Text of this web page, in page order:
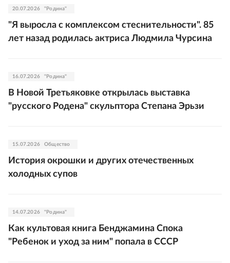
20.07.2026 "Родина"
"Я выросла с комплексом стеснительности". 85
лет назад родилась актриса Людмила Чурсина
16.07.2026 "Родина"
В Новой Третьяковке открылась выставка
"русского Родена" скульптора Степана Эрьзи
15.07.2026 Общество
История окрошки и других отечественных
холодных супов
14.07.2026 "Родина"
Как культовая книга Бенджамина Спока
"Ребенок и уход за ним" попала в СССР